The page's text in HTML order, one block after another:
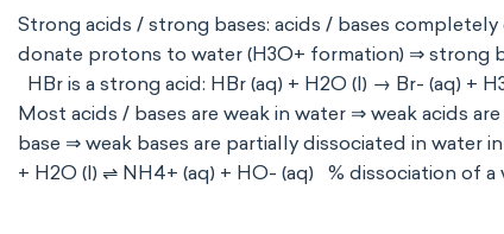
Strong acids / strong bases: acids / bases
donate protons to water (H3O+ formation) ⇒ strong
HBr is a strong acid: HBr (aq) + H2O (l) → Br- (aq) +
Most acids / bases are weak in water ⇒ weak acids
base ⇒ weak bases are partially dissociated in water
+ H2O (l) ⇌ NH4+ (aq) + HO- (aq) % dissociation of a